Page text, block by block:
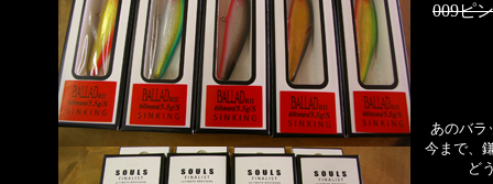
009ピ
あのバラ
今まで、
ど